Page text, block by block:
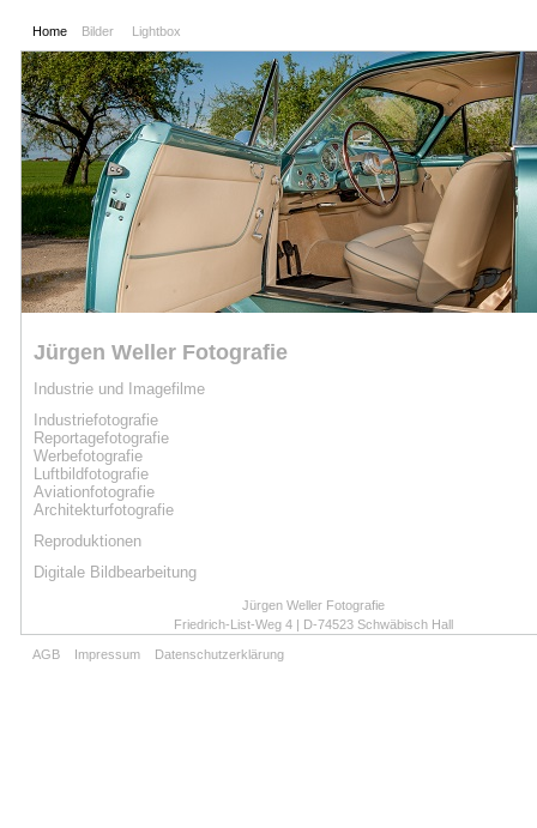
Home Bilder Lightbox
AGB Impressum Datenschutzerklärung
Jürgen Weller Fotografie
Industrie und Imagefilme
Industriefotografie
Reportagefotografie
Werbefotografie
Luftbildfotografie
Aviationfotografie
Architekturfotografie
Reproduktionen
Digitale Bildbearbeitung
Jürgen Weller Fotografie
Friedrich-List-Weg 4 | D-74523 Schwäbisch Hall
weller.fotografie@t-online.de